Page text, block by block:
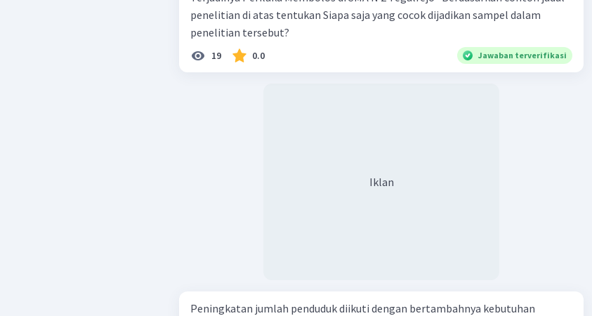
penelitian di atas tentukan Siapa saja yang cocok dijadikan sampel dalam
penelitian tersebut?
19 0.0 Jawaban terverifikasi
Iklan
Peningkatan jumlah penduduk diikuti dengan bertambahnya kebutuhan